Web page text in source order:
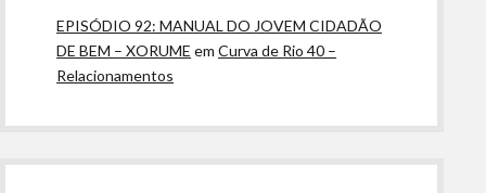
EPISÓDIO 92: MANUAL DO JOVEM CIDADÃO
DE BEM – XORUME emCurva de Rio 40 –
Relacionamentos